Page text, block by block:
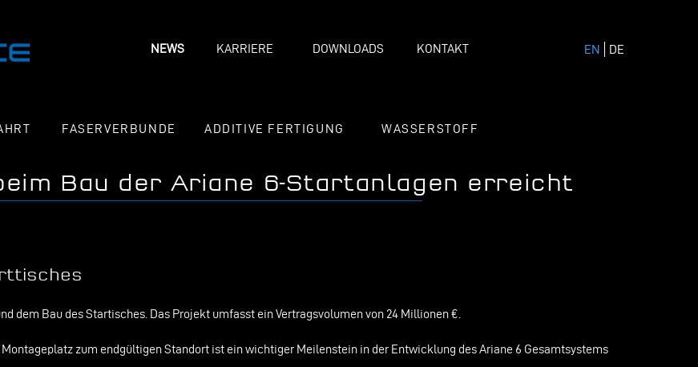
NEWS KARRIERE DOWNLOADS KONTAKT EN DE
FASERVERBUNDE ADDITIVE FERTIGUNG WASSERSTOFF
Bau der Ariane 6-Startanlagen erreicht
dem Bau des Startisches. Das Projekt umfasst ein Vertragsvolumen von 24 Millionen €.
zum endgültigen Standort ist ein wichtiger Meilenstein in der Entwicklung des Ariane 6 Gesamtsystems